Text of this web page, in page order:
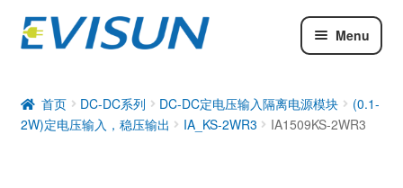
Menu
DC-DC系列
工业通信模块
首页 DC-DC系列 DC-DC定电压输入隔离电源模块
(0.1-
2W)定电压输入，稳压输出
IA_KS-2WR3 IA1509KS-2WR3